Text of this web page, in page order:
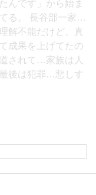
んです」から始ま
る。 長谷部一家…
解不能だけど、真
成果を上げてたの
されて…家族は人
後は犯罪…悲しす